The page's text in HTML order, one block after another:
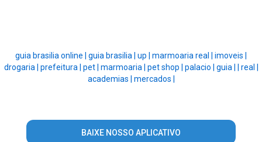
guia brasilia online | guia brasilia | up | marmoaria real | imoveis |
drogaria | prefeitura | pet | marmoaria | pet shop | palacio | guia |
real |
academias | mercados |
BAIXE NOSSO APLICATIVO